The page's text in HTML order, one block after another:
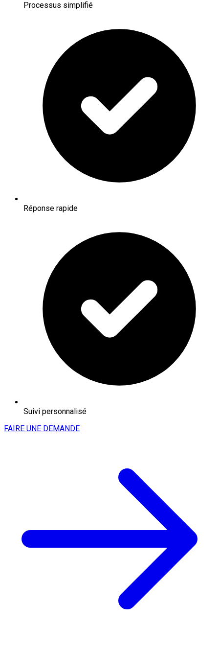
Processus simplifié
Réponse rapide
Suivi personnalisé
FAIRE UNE DEMANDE